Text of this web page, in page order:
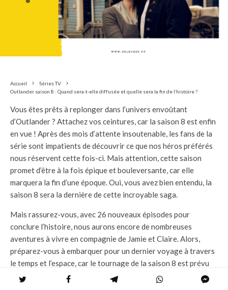
Accueil
Séries TV
Outlander saison 8 : Quand sera-t-elle diffusée et quelle sera la fin de l’histoire ?
Vous êtes prêts à replonger dans l’univers envoûtant
d’Outlander ? Attachez vos ceintures, car la saison 8 est enfin
en vue ! Après des mois d’attente insoutenable, les fans de la
série sont impatients de découvrir ce que nos héros préférés
nous réservent cette fois-ci. Mais attention, cette saison
promet d’être à la fois épique et bouleversante, car elle
marquera la fin d’une époque. Oui, vous avez bien entendu, la
saison 8 sera la dernière de cette incroyable saga.
Mais rassurez-vous, avec 26 nouveaux épisodes pour
conclure l’histoire, nous aurons encore de nombreuses
aventures à vivre en compagnie de Jamie et Claire. Alors,
préparez-vous à embarquer pour un dernier voyage à travers
le temps et l’espace, car le tournage de la saison 8 est prévu
pour cette année. Et d’après les rumeurs, cette nouvelle